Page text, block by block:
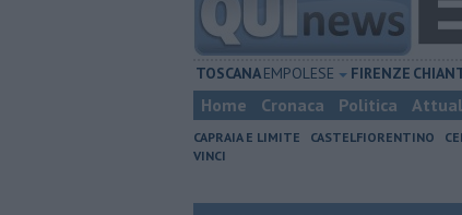
TOSCANAEMPOLESE FIRENZE
Home Cronaca Politica
CAPRAIA E LIMITE CASTELFIORENTINO
VINCI